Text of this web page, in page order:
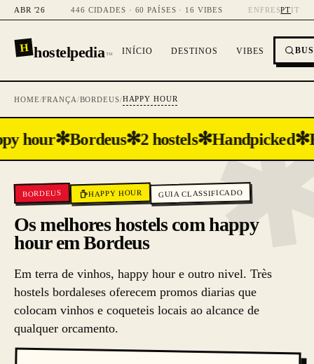
ABR '26 446 CIDADES · 60 PAÍSES · 16 VIBES EN FR ESPTIT
H hostelpedia™ INÍCIO DESTINOS VIBES
HOME/FRANÇA/BORDEUS/HAPPY HOUR
hour✻Bordeus✻2 hostels✻Handpicked✻
BORDEUS HAPPY HOUR GUIA CLASSIFICADO
Os melhores hostels com happy
hour em Bordeus
Em terra de vinhos, happy hour e outro nivel. Très
hostels bordaleses oferecem promos diarias que
colocam vinhos e coqueteis locais ao alcance de
qualquer orcamento.